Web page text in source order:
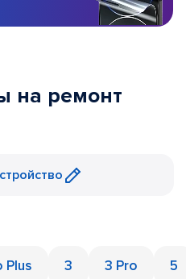
на ремонт
Plus 3 3 Pro 5